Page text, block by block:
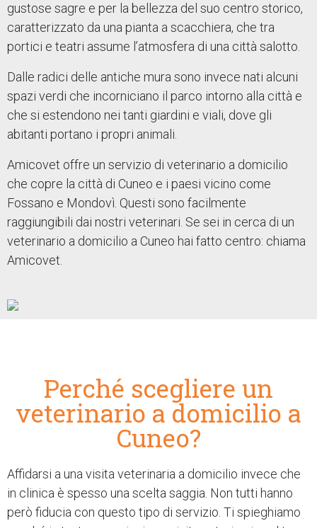
gustose sagre e per la bellezza del suo centro storico,
caratterizzato da una pianta a scacchiera, che tra
portici e teatri assume l’atmosfera di una città salotto.
Dalle radici delle antiche mura sono invece nati alcuni
spazi verdi che incorniciano il parco intorno alla città e
che si estendono nei tanti giardini e viali, dove gli
abitanti portano i propri animali.
Amicovet offre un servizio di veterinario a domicilio
che copre la città di Cuneo e i paesi vicino come
Fossano e Mondovì. Questi sono facilmente
raggiungibili dai nostri veterinari. Se sei in cerca di un
veterinario a domicilio a Cuneo hai fatto centro: chiama
Amicovet.
Perché scegliere un
veterinario a domicilio a
Cuneo?
Affidarsi a una visita veterinaria a domicilio invece che
in clinica è spesso una scelta saggia. Non tutti hanno
però fiducia con questo tipo di servizio. Ti spieghiamo